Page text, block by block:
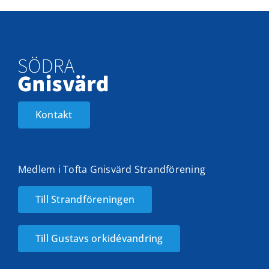
Kontakt
Medlem i Tofta Gnisvärd Strandförening
Till Strandföreningen
Till Gustavs orkidévandring